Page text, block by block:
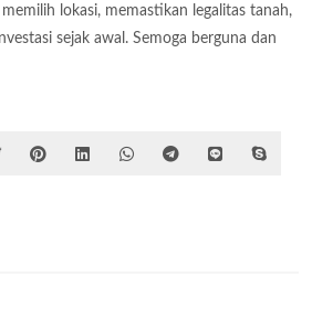
lokasi, memastikan legalitas tanah,
sejak awal. Semoga berguna dan